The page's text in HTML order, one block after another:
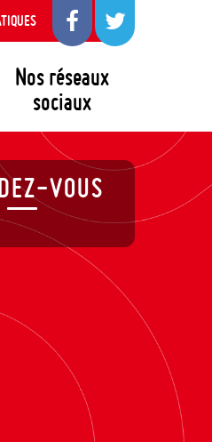
Nos réseaux
sociaux
VOUS